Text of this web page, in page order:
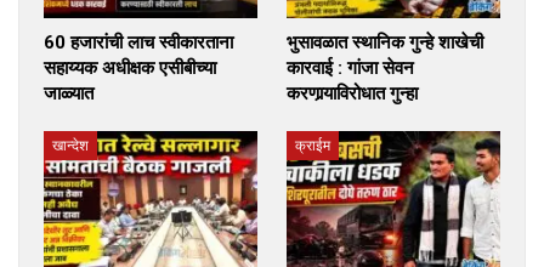
60 हजारांची लाच स्वीकारताना
सहाय्यक अधीक्षक एसीबीच्या
जाळ्यात
भुसावळात स्थानिक गुन्हे शाखेची
कारवाई : गांजा सेवन
करणार्‍याविरोधात गुन्हा
खान्देश क्राईम